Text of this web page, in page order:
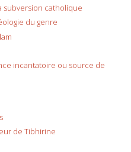
subversion catholique
du genre
incantatoire ou source de
de Tibhirine